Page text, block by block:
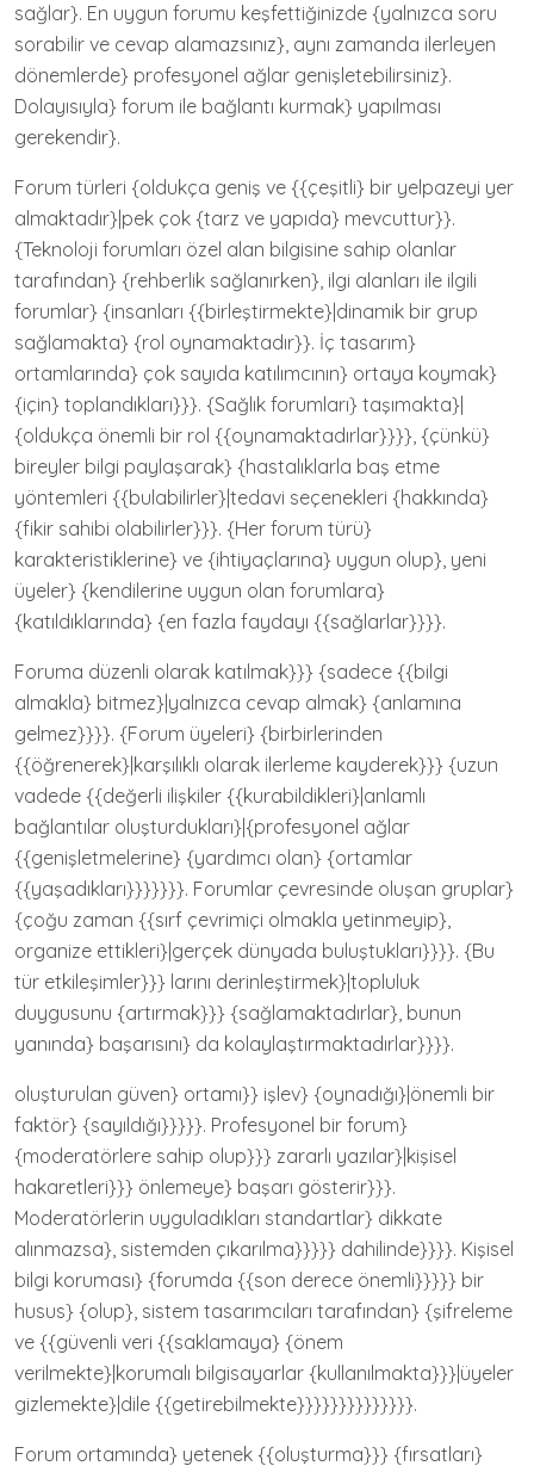
sağlar}. En uygun forumu keşfettiğinizde {yalnızca soru
sorabilir ve cevap alamazsınız}, aynı zamanda ilerleyen
dönemlerde} profesyonel ağlar genişletebilirsiniz}.
Dolayısıyla} forum ile bağlantı kurmak} yapılması
gerekendir}.
Forum türleri {oldukça geniş ve {{çeşitli} bir yelpazeyi yer
almaktadır}|pek çok {tarz ve yapıda} mevcuttur}}.
{Teknoloji forumları özel alan bilgisine sahip olanlar
tarafından} {rehberlik sağlanırken}, ilgi alanları ile ilgili
forumlar} {insanları {{birleştirmekte}|dinamik bir grup
sağlamakta} {rol oynamaktadır}}. İç tasarım}
ortamlarında} çok sayıda katılımcının} ortaya koymak}
{için} toplandıkları}}}. {Sağlık forumları} taşımakta}|
{oldukça önemli bir rol {{oynamaktadırlar}}}}, {çünkü}
bireyler bilgi paylaşarak} {hastalıklarla baş etme
yöntemleri {{bulabilirler}|tedavi seçenekleri {hakkında}
{fikir sahibi olabilirler}}}. {Her forum türü}
karakteristiklerine} ve {ihtiyaçlarına} uygun olup}, yeni
üyeler} {kendilerine uygun olan forumlara}
{katıldıklarında} {en fazla faydayı {{sağlarlar}}}}.
Foruma düzenli olarak katılmak}}} {sadece {{bilgi
almakla} bitmez}|yalnızca cevap almak} {anlamına
gelmez}}}}. {Forum üyeleri} {birbirlerinden
{{öğrenerek}|karşılıklı olarak ilerleme kayderek}}} {uzun
vadede {{değerli ilişkiler {{kurabildikleri}|anlamlı
bağlantılar oluşturdukları}|{profesyonel ağlar
{{genişletmelerine} {yardımcı olan} {ortamlar
{{yaşadıkları}}}}}}}. Forumlar çevresinde oluşan gruplar}
{çoğu zaman {{sırf çevrimiçi olmakla yetinmeyip},
organize ettikleri}|gerçek dünyada buluştukları}}}}. {Bu
tür etkileşimler}}} larını derinleştirmek}|topluluk
duygusunu {artırmak}}} {sağlamaktadırlar}, bunun
yanında} başarısını} da kolaylaştırmaktadırlar}}}}.
oluşturulan güven} ortamı}} işlev} {oynadığı}|önemli bir
faktör} {sayıldığı}}}}}. Profesyonel bir forum}
{moderatörlere sahip olup}}} zararlı yazılar}|kişisel
hakaretleri}}} önlemeye} başarı gösterir}}}.
Moderatörlerin uyguladıkları standartlar} dikkate
alınmazsa}, sistemden çıkarılma}}}}} dahilinde}}}}. Kişisel
bilgi koruması} {forumda {{son derece önemli}}}}} bir
husus} {olup}, sistem tasarımcıları tarafından} {şifreleme
ve {{güvenli veri {{saklamaya} {önem
verilmekte}|korumalı bilgisayarlar {kullanılmakta}}}|üyeler
gizlemekte}|dile {{getirebilmekte}}}}}}}}}}}}}}.
Forum ortamında} yetenek {{oluşturma}}} {fırsatları}